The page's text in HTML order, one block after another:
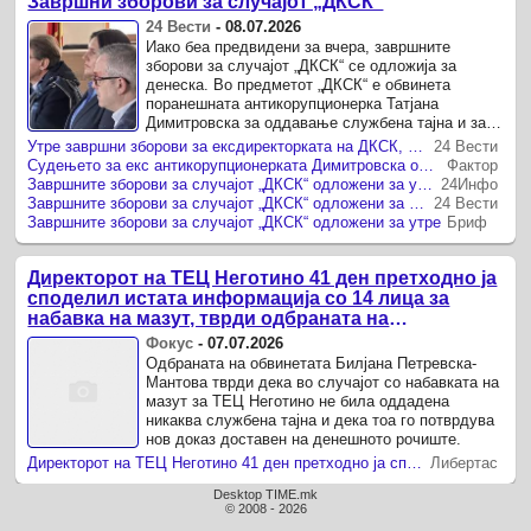
24 Вести -08.07.2026
Иако беа предвидени за вчера, завршните
зборови за случајот „ДКСК“ се одложија за
денеска. Во предметот „ДКСК“ е обвинета
поранешната антикорупционерка Татјана
Димитровска за оддавање службена тајна и за
компјутерски фалсификат.
24 Вести
Фактор
24Инфо
24 Вести
Завршните зборови за случајот „ДКСК“ одложени за утре Бриф
Директорот на ТЕЦ Неготино 41 ден претходно ја
споделил истата информација со 14 лица за
набавка на мазут, тврди одбраната на
обвинетата за оддавање службена тајна
Фокус -07.07.2026
Одбраната на обвинетата Билјана Петревска-
Мантова тврди дека во случајот со набавката на
мазут за ТЕЦ Неготино не била оддадена
никаква службена тајна и дека тоа го потврдува
нов доказ доставен на денешното рочиште.
Директорот на ТЕЦ Неготино 41 ден претходно ја споделил истата информација со 14 лица за набавка на мазут, тврди одбраната на обвинетата за оддавање службена тајна Либертас
Desktop TIME.mk
© 2008 - 2026